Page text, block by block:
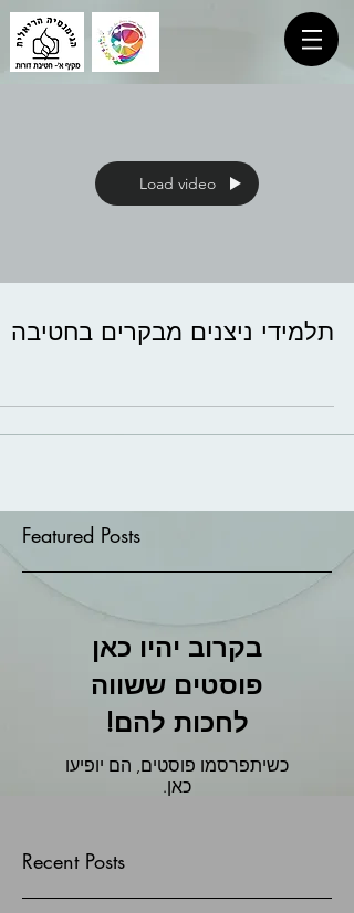
Load video
תלמידי ניצנים מבקרים בחטיבה
Featured Posts
בקרוב יהיו כאן
פוסטים ששווה
לחכות להם!
כשיתפרסמו פוסטים, הם יופיעו
כאן.
Recent Posts